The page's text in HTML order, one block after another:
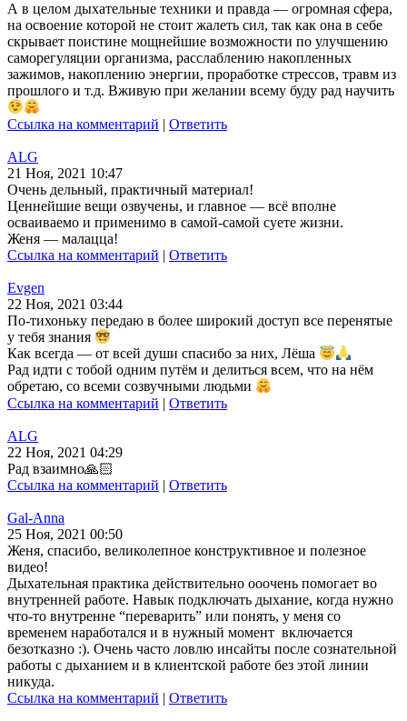
А в целом дыхательные техники и правда — огромная сфера,
на освоение которой не стоит жалеть сил, так как она в себе
скрывает поистине мощнейшие возможности по улучшению
саморегуляции организма, расслаблению накопленных
зажимов, накоплению энергии, проработке стрессов, травм из
прошлого и т.д. Вживую при желании всему буду рад научить
Ссылка на комментарий | Ответить
ALG
21 Ноя, 2021 10:47
Очень дельный, практичный материал!
Ценнейшие вещи озвучены, и главное — всё вполне
осваиваемо и применимо в самой-самой суете жизни.
Женя — малацца!
Ссылка на комментарий | Ответить
Evgen
22 Ноя, 2021 03:44
По-тихоньку передаю в более широкий доступ все перенятые
у тебя знания
Как всегда — от всей души спасибо за них, Лёша
Рад идти с тобой одним путём и делиться всем, что на нём
обретаю, со всеми созвучными людьми
Ссылка на комментарий | Ответить
ALG
22 Ноя, 2021 04:29
Рад взаимно🙏🏻
Ссылка на комментарий | Ответить
Gal-Anna
25 Ноя, 2021 00:50
Женя, спасибо, великолепное конструктивное и полезное
видео!
Дыхательная практика действительно ооочень помогает во
внутренней работе. Навык подключать дыхание, когда нужно
что-то внутренне “переварить” или понять, у меня со
временем наработался и в нужный момент включается
безотказно :). Очень часто ловлю инсайты после сознательной
работы с дыханием и в клиентской работе без этой линии
никуда.
Ссылка на комментарий | Ответить